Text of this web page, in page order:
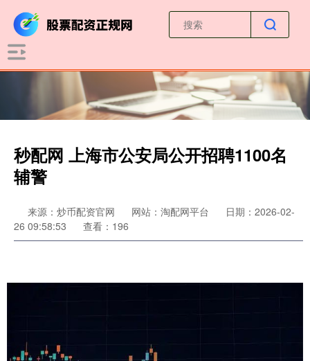
秒配网 上海市公安局公开招聘1100名
辅警
来源：炒币配资官网 网站：淘配网平台
日期：2026-02-
26 09:58:53
查看：196